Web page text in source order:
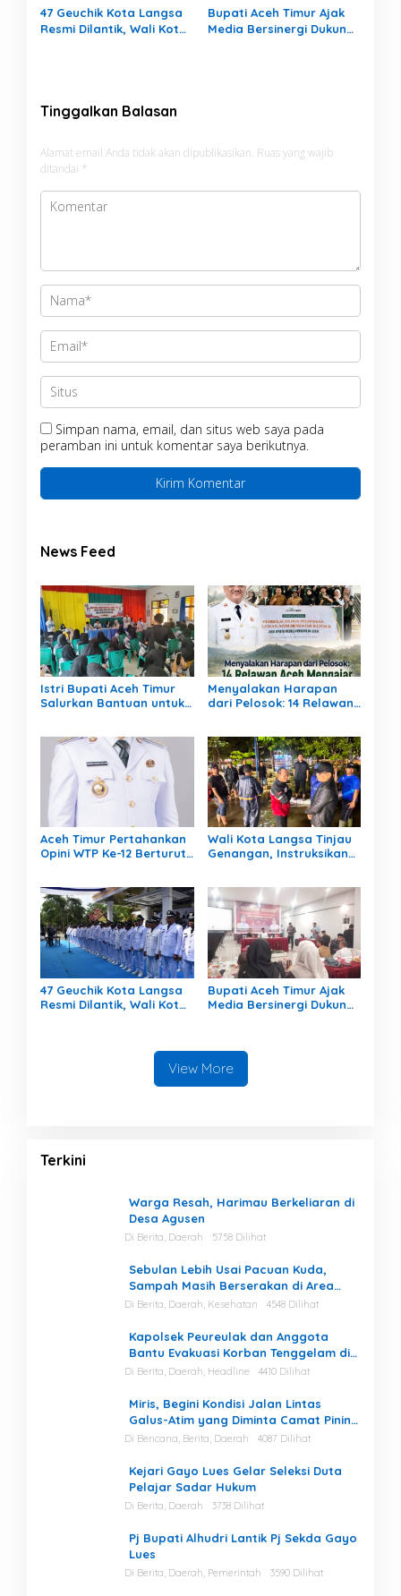
47 Geuchik Kota Langsa
Resmi Dilantik, Wali Kota
Bupati Aceh Timur Ajak
Media Bersinergi Dukung
Tinggalkan Balasan
Alamat email Anda tidak akan dipublikasikan. Ruas yang wajib
ditandai *
Simpan nama, email, dan situs web saya pada
peramban ini untuk komentar saya berikutnya.
News Feed
Istri Bupati Aceh Timur
Salurkan Bantuan untuk
Menyalakan Harapan
dari Pelosok: 14 Relawan
Tamiang
Aceh Timur Pertahankan
Opini WTP Ke-12 Berturut-
Wali Kota Langsa Tinjau
Genangan, Instruksikan
47 Geuchik Kota Langsa
Resmi Dilantik, Wali Kota
Bupati Aceh Timur Ajak
Media Bersinergi Dukung
View More
Terkini
Warga Resah, Harimau Berkeliaran di
Desa Agusen
Di Berita, Daerah 5758 Dilihat
Sebulan Lebih Usai Pacuan Kuda,
Sampah Masih Berserakan di Area
Stadion
Di Berita, Daerah, Kesehatan 4548 Dilihat
Kapolsek Peureulak dan Anggota
Bantu Evakuasi Korban Tenggelam di
Perairan Kuala Bugak
Di Berita, Daerah, Headline 4410 Dilihat
Miris, Begini Kondisi Jalan Lintas
Galus-Atim yang Diminta Camat Pining
Dilakukan Perawatan
Di Bencana, Berita, Daerah 4087 Dilihat
Kejari Gayo Lues Gelar Seleksi Duta
Pelajar Sadar Hukum
Di Berita, Daerah 3738 Dilihat
Pj Bupati Alhudri Lantik Pj Sekda Gayo
Lues
Di Berita, Daerah, Pemerintah 3590 Dilihat